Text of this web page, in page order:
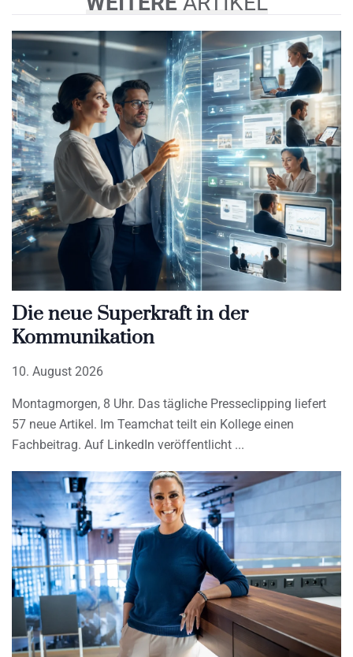
Die neue Superkraft in der
Kommunikation
10. August 2026
Montagmorgen, 8 Uhr. Das tägliche Presseclipping liefert
57 neue Artikel. Im Teamchat teilt ein Kollege einen
Fachbeitrag. Auf LinkedIn veröffentlicht